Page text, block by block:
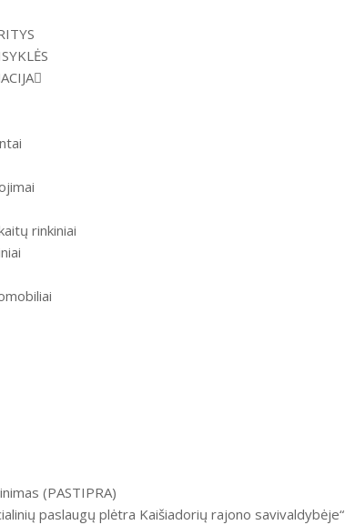
rinkiniai
(PASTIPRA)
paslaugų plėtra Kaišiadorių rajono savivaldybėje“